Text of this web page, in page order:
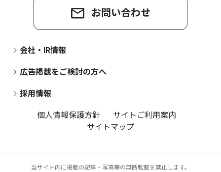
お問い合わせ
会社・IR情報
広告掲載をご検討の方へ
採用情報
個人情報保護方針
サイトご利用案内
サイトマップ
当サイト内に掲載の記事・写真等の無断転載を禁止します。